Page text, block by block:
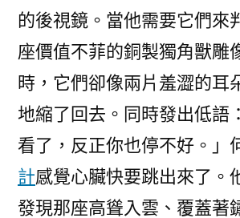
的後視鏡。當他需要它們來
座價值不菲的銅製獨角獸雕
時，它們卻像兩片羞澀的耳
地縮了回去。同時發出低語
看了，反正你也停不好。」
計感覺心臟快要跳出來了。
發現那座高聳入雲、覆蓋著